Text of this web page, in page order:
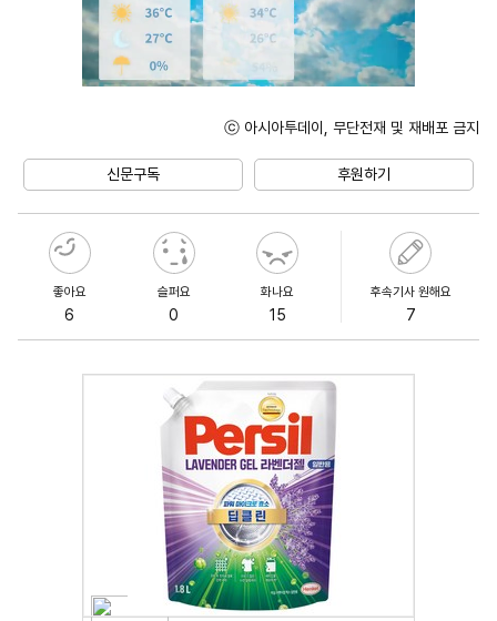
ⓒ 아시아투데이, 무단전재 및 재배포 금지
신문구독 후원하기
좋아요
6
슬퍼요
0
화나요
15
후속기사 원해요
7